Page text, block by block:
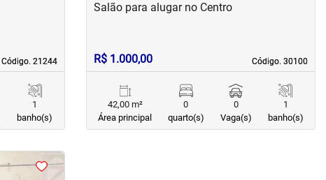
Código. 21244
Código. 21244
1
banho(s)
Código. 30100
Código. 30100
Salão para alugar no Centro
R$ 1.000,00
42,00 m²
Área principal
0
quarto(s)
0
Vaga(s)
1
banho(s)